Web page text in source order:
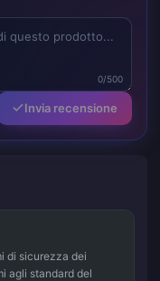
0/500
Invia recensione
di sicurezza dei
agli standard del